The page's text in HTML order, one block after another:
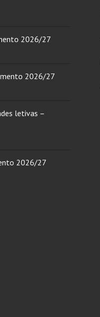
2026/27
2026/27
letivas –
2026/27